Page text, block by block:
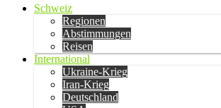
Schweiz
Regionen
Abstimmungen
Reisen
International
Ukraine-Krieg
Iran-Krieg
Deutschland